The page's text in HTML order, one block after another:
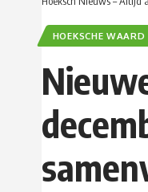
HOEKSCHE WAARD